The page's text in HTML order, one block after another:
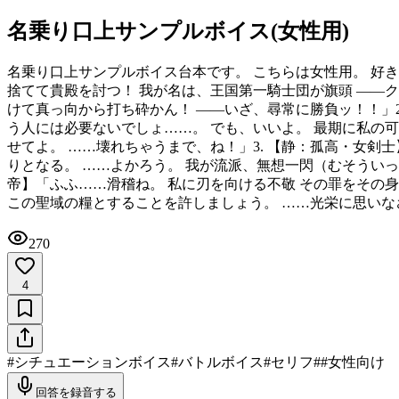
名乗り口上サンプルボイス(女性用)
名乗り口上サンプルボイス台本です。 こちらは女性用。
捨てて貴殿を討つ！ 我が名は、王国第一騎士団が旗頭 ——
けて真っ向から打ち砕かん！ ——いざ、尋常に勝負ッ！！」
う人には必要ないでしょ……。 でも、いいよ。 最期に私の
せてよ。 ……壊れちゃうまで、ね！」 ​3. 【静：孤高・女剣
りとなる。 ……よかろう。 我が流派、無想一閃（むそうい
帝】 ​ 「ふふ……滑稽ね。 私に刃を向ける不敬 その罪をその
この聖域の糧とすることを許しましょう。 ……光栄に思い
270
4
#シチュエーションボイス#バトルボイス#セリフ##女性向け
回答を録音する